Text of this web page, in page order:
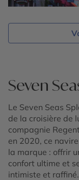
Seven
Le Seven Seas
de la croisière de
compagnie
en 2020, ce
la marque : offrir
confort ultime et
intimiste et raffiné.